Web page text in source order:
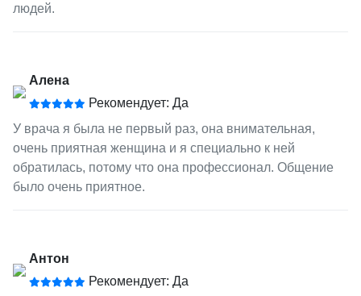
людей.
Алена
Рекомендует: Да
У врача я была не первый раз, она внимательная,
очень приятная женщина и я специально к ней
обратилась, потому что она профессионал. Общение
было очень приятное.
Антон
Рекомендует: Да